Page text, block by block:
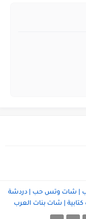
| شات وتس حب | دردشة
| شات بنات العرب